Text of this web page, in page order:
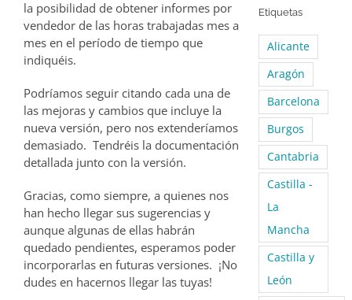
la posibilidad de obtener informes por
vendedor de las horas trabajadas mes a
mes en el período de tiempo que
indiquéis.
Podríamos seguir citando cada una de
las mejoras y cambios que incluye la
nueva versión, pero nos extenderíamos
demasiado. Tendréis la documentación
detallada junto con la versión.
Gracias, como siempre, a quienes nos
han hecho llegar sus sugerencias y
aunque algunas de ellas habrán
quedado pendientes, esperamos poder
incorporarlas en futuras versiones. ¡No
dudes en hacernos llegar las tuyas!
Etiquetas
Alicante
Aragón
Barcelona
Burgos
Cantabria
Castilla -
La
Mancha
Castilla y
León